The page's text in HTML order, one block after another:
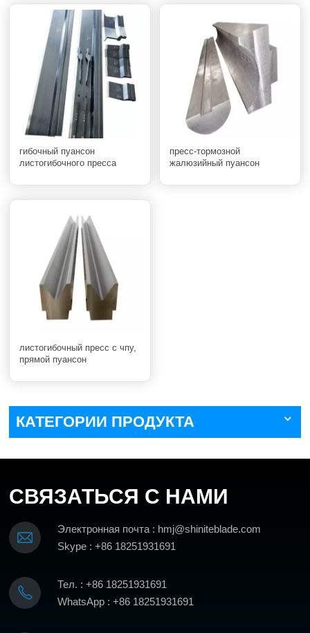
гибочный пуансон
листогибочного пресса
пресс-тормозной
жалюзийный пуансон
листогибочный пресс с чпу,
прямой пуансон
КАТЕГОРИИ ПРОДУКТА
СВЯЗАТЬСЯ С НАМИ
Электронная почта : hmj@shiniteblade.com
Skype : +86 18251931691
Тел. : +86 18251931691
WhatsApp : +86 18251931691